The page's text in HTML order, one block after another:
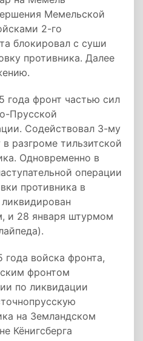
Мемельской
2-го
блокировал с суши
противника. Далее
года фронт частью сил
Прусской
Содействовал 3-му
разгроме тильзитской
Одновременно в
операции
противника в
и 28 января штурмом
года войска фронта,
фронтом
по ликвидации
на Земландском
Кёнигсберга